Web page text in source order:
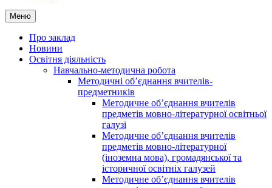
Меню
Про заклад
Новини
Освітня діяльність
Навчально-методична робота
Методичні об’єднання вчителів-
предметників
Методичне об’єднання вчителів
предметів мовно-літературної освітньої
галузі
Методичне об’єднання вчителів
предметів мовно-літературної
(іноземна мова), громадянської та
історичної освітніх галузей
Методичне об’єднання вчителів